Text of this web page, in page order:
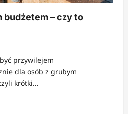
budżetem – czy to
przywilejem
dla osób z grubym
krótki...